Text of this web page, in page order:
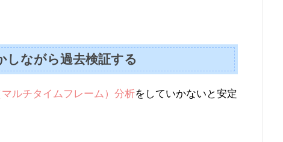
しながら過去検証する
ルチタイムフレーム）分析をしていかないと安定